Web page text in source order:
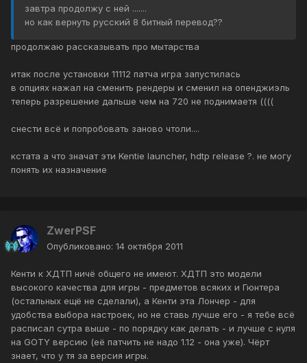
завтра продолжу с ней .......
но как вернуть русский 8 битный перевод??
продолжаю рассказывать про мытарства
итак после установки 11112 патча игра запустилась
в опциях нажал на сменить рендеры и сменил на опенджиэль
теперь разрешение дальше чем на 720 не поднимаетя ((((
снести всё и попробовать заново чтоли....
кстата а что значат эти Kentie launcher, hdtp release ?. не могу
понять их назначение
ZwerPSF
Опубликовано: 14 октября 2011
Кенти к ХДТП ничё общего не имеют. ХДТП это модели
высокого качества для игры - предметов всяких и Гюнтера
(остальных ещё не сделали), а Кенти эта Лончер - для
удобства выбора настроек, но не ставь лучше его - я тебе всё
расписал сутра выше - по порядку как делать - и лучше с нуля
на GOTY версию (её патчить не надо 1.12 - она уже). Чёрт
знает, что у тя за версия игры.